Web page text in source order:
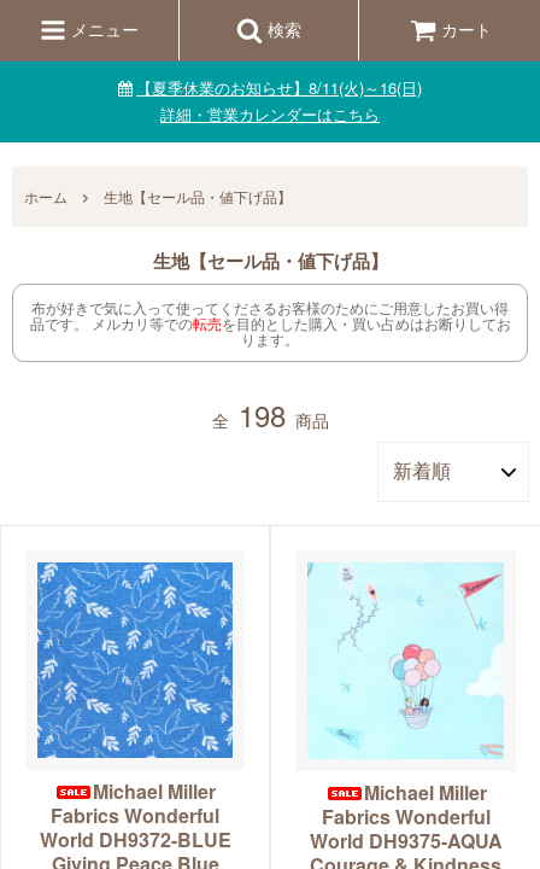
メニュー 検索 カート
【夏季休業のお知らせ】8/11(火)～16(日)
詳細・営業カレンダーはこちら
ホーム 生地【セール品・値下げ品】
生地【セール品・値下げ品】
布が好きで気に入って使ってくださるお客様のためにご用意したお買い得
品です。 メルカリ等での転売を目的とした購入・買い占めはお断りしてお
ります。
全 198 商品
Michael Miller
Fabrics Wonderful
World DH9372-BLUE
Giving Peace Blue
Michael Miller
Fabrics Wonderful
World DH9375-AQUA